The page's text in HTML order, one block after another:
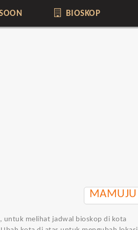
BIOSKOP
MAMUJU
untuk melihat jadwal bioskop di kota